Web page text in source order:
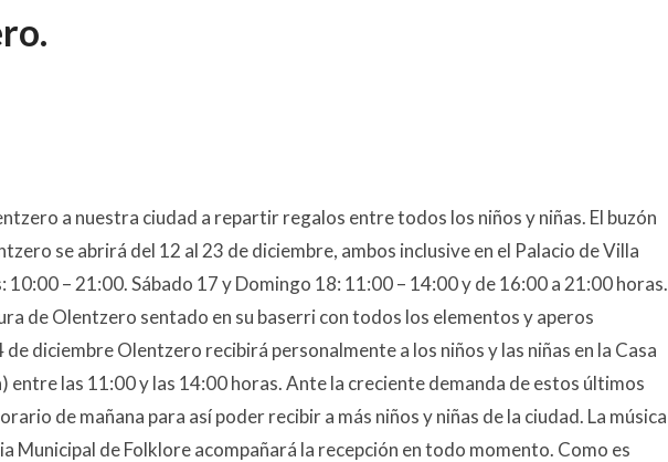
a nuestra ciudad a repartir regalos entre todos los niños y niñas. El buzón
se abrirá del 12 al 23 de diciembre, ambos inclusive en el Palacio de Villa
10:00 – 21:00. Sábado 17 y Domingo 18: 11:00 – 14:00 y de 16:00 a 21:00 horas.
de Olentzero sentado en su baserri con todos los elementos y aperos
diciembre Olentzero recibirá personalmente a los niños y las niñas en la Casa
entre las 11:00 y las 14:00 horas. Ante la creciente demanda de estos últimos
de mañana para así poder recibir a más niños y niñas de la ciudad. La música
Municipal de Folklore acompañará la recepción en todo momento. Como es